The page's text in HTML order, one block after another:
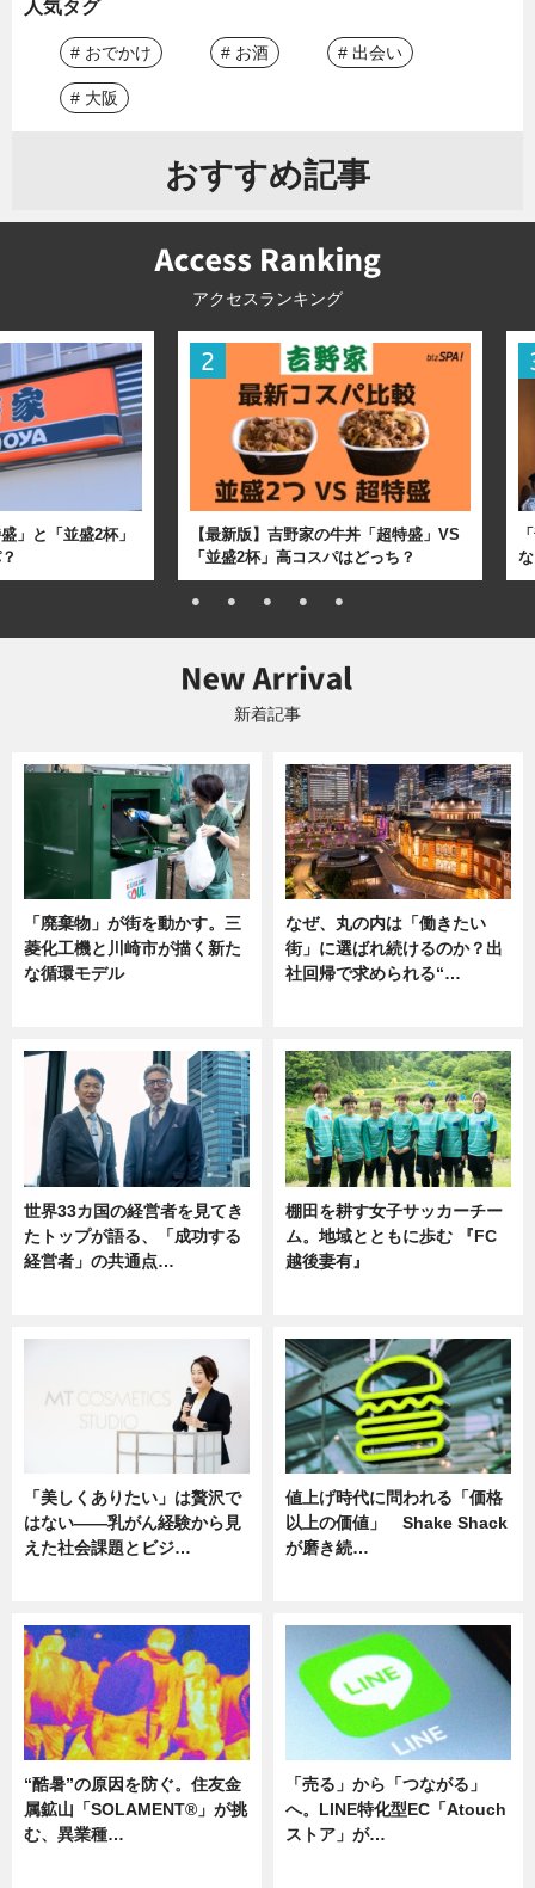
人気タグ
# おでかけ # お酒 # 出会い
# 大阪
おすすめ記事
アクセスランキング
」と「並盛2杯」
【最新版】吉野家の牛丼「超特盛」VS
「並盛2杯」高コスパはどっち？
新着記事
「廃棄物」が街を動かす。三
菱化工機と川崎市が描く新た
な循環モデル
なぜ、丸の内は「働きたい
街」に選ばれ続けるのか？出
社回帰で求められる“…
世界33カ国の経営者を見てき
たトップが語る、「成功する
経営者」の共通点…
棚田を耕す女子サッカーチー
ム。地域とともに歩む 『FC
越後妻有』
「美しくありたい」は贅沢で
はない――乳がん経験から見
えた社会課題とビジ…
値上げ時代に問われる「価格
以上の価値」 Shake Shack
が磨き続…
“酷暑”の原因を防ぐ。住友金
属鉱山「SOLAMENT®」が挑
む、異業種…
「売る」から「つながる」
へ。LINE特化型EC「Atouch
ストア」が…